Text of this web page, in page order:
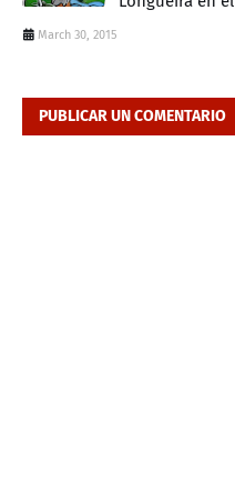
March 30, 2015
PUBLICAR UN COMENTARIO